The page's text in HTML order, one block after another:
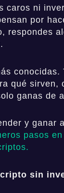
caros ni
por
respondes
conocidas.
qué sirven,
ganas de
y ganar
pasos
sin